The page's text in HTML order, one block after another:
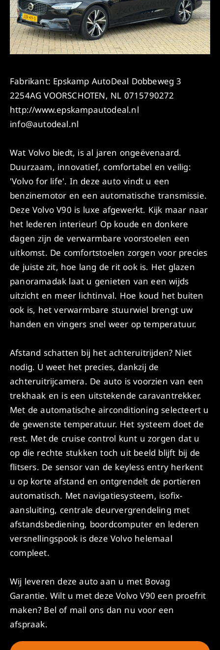
Fabrikant: Epskamp AutoDeal Dobbeweg 3
2254AG VOORSCHOTEN, NL 0715790272
http://www.epskampautodeal.nl
info@autodeal.nl
Wat Volvo biedt, is al jaren ongeëvenaard.
Duurzaam, innovatief, comfortabel en veilig:
'Volvo for life'. In deze auto vindt u een
benzinemotor en een automatische transmissie.
Deze Volvo V90 is luxe afgewerkt. Kijk maar naar
het lederen interieur! Op koude en donkere
dagen zijn de verwarmbare voorstoelen een
uitkomst. De comfortstoelen zorgen voor precies
de juiste zit, hoe lang de rit ook is. Het glazen
panoramadak laat u genieten van een wijds
uitzicht en meer lichtinval. Hoe koud het buiten
ook is, het verwarmbare stuurwiel brengt uw
handen en vingers snel weer op temperatuur.
Afstand schatten bij het achteruitrijden? Niet
nodig. U weet het precies, dankzij de
achteruitrijcamera. De auto is voorzien van een
trekhaak en is een uitstekende caravantrekker.
Met de automatische airconditioning selecteert u
de gewenste temperatuur. Het systeem doet de
rest. Met de cruise control kunt u zorgen dat u
op die rechte stukken toch uit beeld blijft bij de
flitsers. De sensor van de keyless entry herkent
u op korte afstand en ontgrendelt de portieren
automatisch. Met navigatiesysteem, isofix-
aansluiting, centrale deurvergrendeling met
afstandsbediening, boordcomputer en lederen
versnellingspook is deze Volvo helemaal
compleet.
Wij leveren deze auto aan u met Bovag
Garantie. Wilt u met deze Volvo V90 een proefrit
maken? Bel of mail ons dan nu voor een
afspraak.